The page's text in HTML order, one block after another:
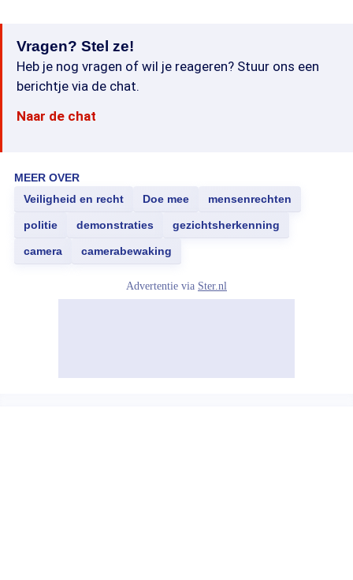
Vragen? Stel ze!
Heb je nog vragen of wil je reageren? Stuur ons een
berichtje via de chat.
Naar de chat
MEER OVER
Veiligheid en recht
Doe mee mensenrechten
politie demonstraties gezichtsherkenning
camera camerabewaking
Advertentie via Ster.nl